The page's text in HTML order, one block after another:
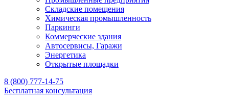
Складские помещения
Химическая промышленность
Паркинги
Коммерческие здания
Автосервисы, Гаражи
Энергетика
Открытые площадки
8 (800) 777-14-75
Бесплатная консультация